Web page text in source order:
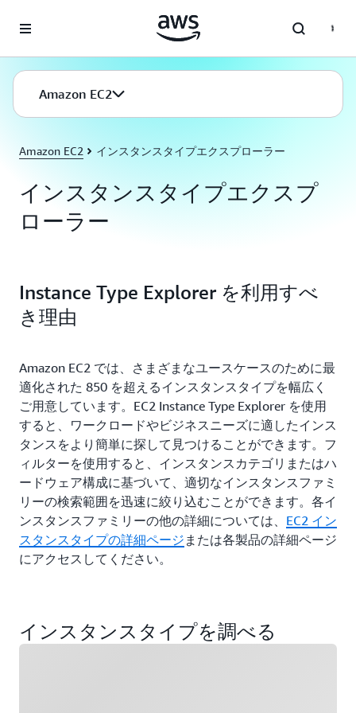
Amazon EC2
Amazon EC2 インスタンスタイプエクスプローラー
インスタンスタイプエクスプ
ローラー
Instance Type Explorer を利用すべ
き理由
Amazon EC2 では、さまざまなユースケースのために最
適化された 850 を超えるインスタンスタイプを幅広く
ご用意しています。EC2 Instance Type Explorer を使用
すると、ワークロードやビジネスニーズに適したインス
タンスをより簡単に探して見つけることができます。フ
ィルターを使用すると、インスタンスカテゴリまたはハ
ードウェア構成に基づいて、適切なインスタンスファミ
リーの検索範囲を迅速に絞り込むことができます。各イ
ンスタンスファミリーの他の詳細については、 EC2 イン
スタンスタイプの詳細ページ または各製品の詳細ページ
にアクセスしてください。
インスタンスタイプを調べる